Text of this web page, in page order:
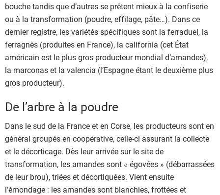
bouche tandis que d’autres se prêtent mieux à la confiserie
ou à la transformation (poudre, effilage, pâte…). Dans ce
dernier registre, les variétés spécifiques sont la ferraduel, la
ferragnès (produites en France), la california (cet État
américain est le plus gros producteur mondial d’amandes),
la marconas et la valencia (l’Espagne étant le deuxième plus
gros producteur).
De l’arbre à la poudre
Dans le sud de la France et en Corse, les producteurs sont en
général groupés en coopérative, celle-ci assurant la collecte
et le décorticage. Dès leur arrivée sur le site de
transformation, les amandes sont « égovées » (débarrassées
de leur brou), triées et décortiquées. Vient ensuite
l’émondage : les amandes sont blanchies, frottées et